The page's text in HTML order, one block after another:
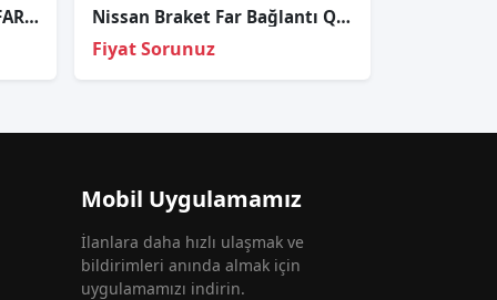
NİSSAN QASHQAİ J11 SOL FAR 2014 2021 Nissan Braket Far Bağlantı Qashqai 14-16 Sol (Alt)
Fiyat Sorunuz
Mobil Uygulamamız
İlanlara daha hızlı ulaşmak ve
bildirimleri anında almak için
uygulamamızı indirin.